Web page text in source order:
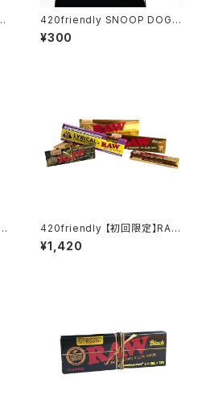
420friendly SNOOP DOGG
- 1 1/4 Rolling Papers Spec
ial Edition
¥300
420friendly 【初回限定】RAW
お試し6点セット
¥1,420